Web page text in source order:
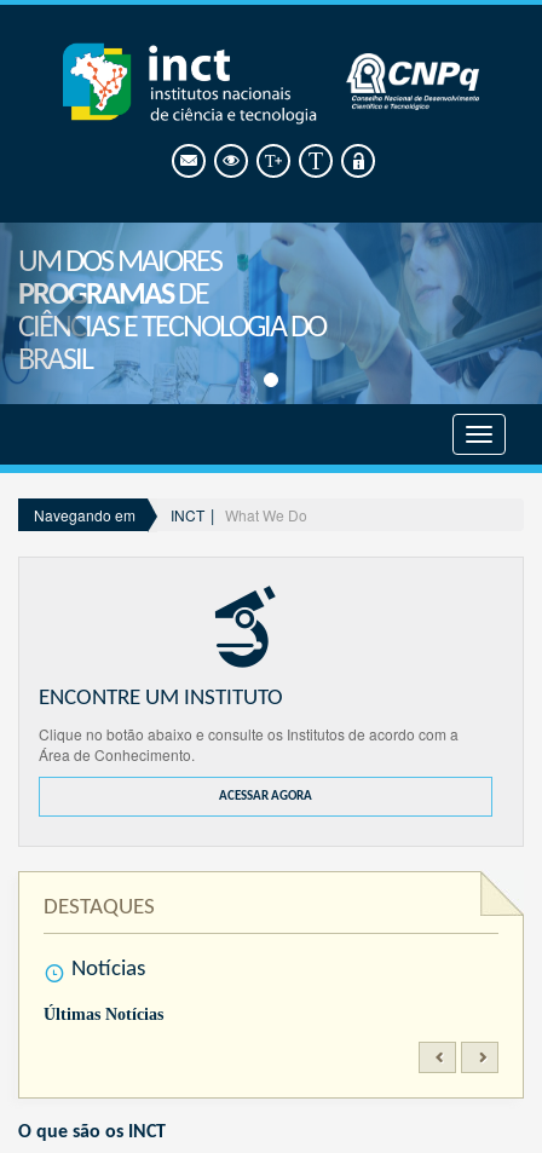
UM DOS MAIORES
PROGRAMASDE
CIÊNCIAS E TECNOLOGIA DO
BRASIL
menu
Navegando em INCT What We Do
ENCONTRE UM INSTITUTO
Clique no botão abaixo e consulte os Institutos de acordo com a
Área de Conhecimento.
ACESSAR AGORA
DESTAQUES
Notícias
Últimas Notícias
O que são os INCT